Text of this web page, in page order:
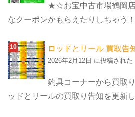
★☆お宝中古市場鶴岡
なクーポンかもらえたりしちゃ
ロッドとリール 買取告
2026年2月12日 に投稿された
釣具コーナーから買取
ッドとリールの買取り告知を更新